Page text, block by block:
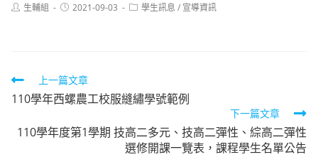
Post生輔組
Post2021-09-03
Post學生訊息 / 宣導資訊
Read
more
articles
上一篇文章
110學年西螺農工校服縫繡學號範例
下一篇文章
110學年度第1學期 技高二多元、技高二彈性、綜高二彈性
選修開課一覽表，課程學生名單公告